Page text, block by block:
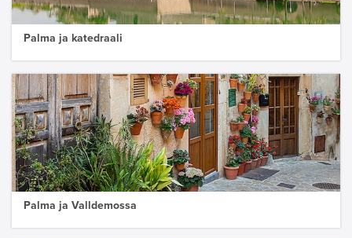
Palma ja katedraali
Palma ja Valldemossa